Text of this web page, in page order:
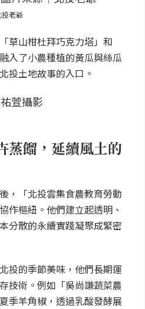
老爺
草山柑杜拜巧克力塔」和
入了小農種植的黃瓜與絲瓜
投土地故事的入口。
蒸餾，延續風土的
，「北投雲集食農教育勞動
作樞紐。他們建立起透明、
分散的永續實踐凝聚成緊密
投的季節美味，他們長期運
技術。例如「吳尚謙蔬菜農
季羊角椒，透過乳酸發酵展